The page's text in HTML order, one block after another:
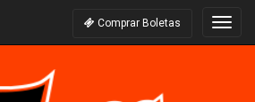
Comprar Boletas